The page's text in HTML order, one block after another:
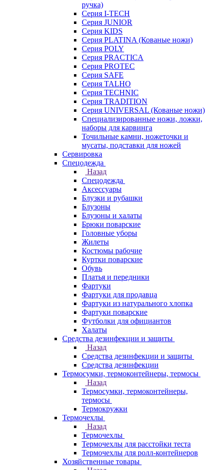
ручка)
Серия I-TECH
Серия JUNIOR
Серия KIDS
Серия PLATINA (Кованые ножи)
Серия POLY
Серия PRACTICA
Серия PROTEC
Серия SAFE
Серия TALHO
Серия TECHNIC
Серия TRADITION
Серия UNIVERSAL (Кованые ножи)
Специализированные ножи, ложки,
наборы для карвинга
Точильные камни, ножеточки и
мусаты, подставки для ножей
Сервировка
Спецодежда
Назад
Спецодежда
Аксессуары
Блузки и рубашки
Блузоны
Блузоны и халаты
Брюки поварские
Головные уборы
Жилеты
Костюмы рабочие
Куртки поварские
Обувь
Платья и передники
Фартуки
Фартуки для продавца
Фартуки из натурального хлопка
Фартуки поварские
Футболки для официантов
Халаты
Средства дезинфекции и защиты
Назад
Средства дезинфекции и защиты
Средства дезинфекции
Термосумки, термоконтейнеры, термосы
Назад
Термосумки, термоконтейнеры,
термосы
Термокружки
Термочехлы
Назад
Термочехлы
Термочехлы для расстойки теста
Термочехлы для ролл-контейнеров
Хозяйственные товары